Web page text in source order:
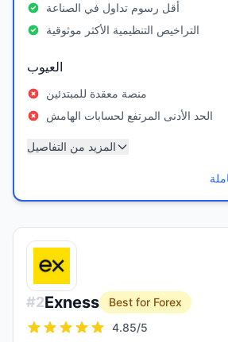
أقل رسوم تداول في الصناعة
التراخيص التنظيمية الأكثر موثوقية
العيوب
منصة معقدة للمبتدئين
الحد الأدنى المرتفع لحسابات الهامش
المزيد من التفاصيل
#2Exness
Best for Forex
4.85/5